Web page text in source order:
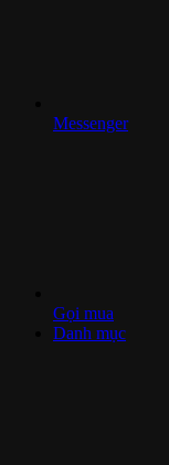
Messenger
Gọi mua
Danh mục